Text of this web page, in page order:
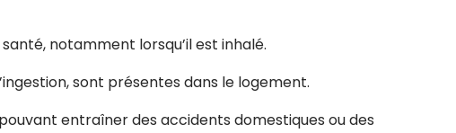
notamment lorsqu’il est inhalé.
sont présentes dans le logement.
entraîner des accidents domestiques ou des